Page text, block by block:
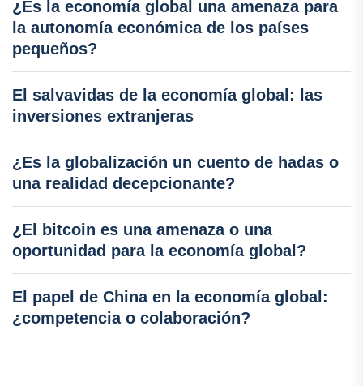
¿Es la economía global una amenaza para
la autonomía económica de los países
pequeños?
El salvavidas de la economía global: las
inversiones extranjeras
¿Es la globalización un cuento de hadas o
una realidad decepcionante?
¿El bitcoin es una amenaza o una
oportunidad para la economía global?
El papel de China en la economía global:
¿competencia o colaboración?